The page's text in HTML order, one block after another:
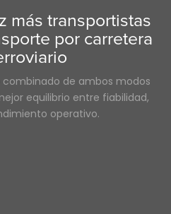
más transportistas
por carretera
combinado de ambos modos
equilibrio entre fiabilidad,
operativo.